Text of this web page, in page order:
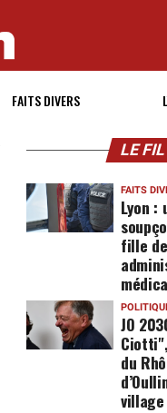
FAITS DIVERS
LE
FAITS
Lyon :
fille
JO
du